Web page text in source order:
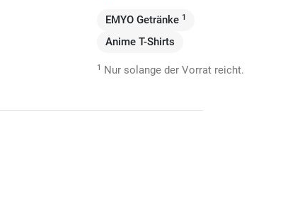
EMYO Getränke 1
Anime T-Shirts
1 Nur solange der Vorrat reicht.